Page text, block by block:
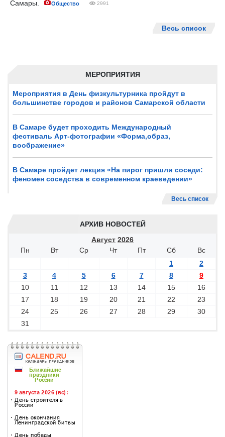
МЕРОПРИЯТИЯ
Мероприятия в День физкультурника пройдут в
большинстве городов и районов Самарской области
В Самаре будет проходить Международный
фестиваль Арт-фотографии «Форма,образ,
воображение»
В Самаре пройдет лекция «На пирог пришли соседи:
феномен соседства в современном краеведении»
Весь список
АРХИВ НОВОСТЕЙ
Август 2026
Пн
Вт Ср Чт Пт Сб
Вс
1
2
3
4 5 6 7 8
9
10
11 12 13 14 15
16
17
18 19 20 21 22
23
24
25 26 27 28 29
30
31
Самары.
Общество 2991
Весь список